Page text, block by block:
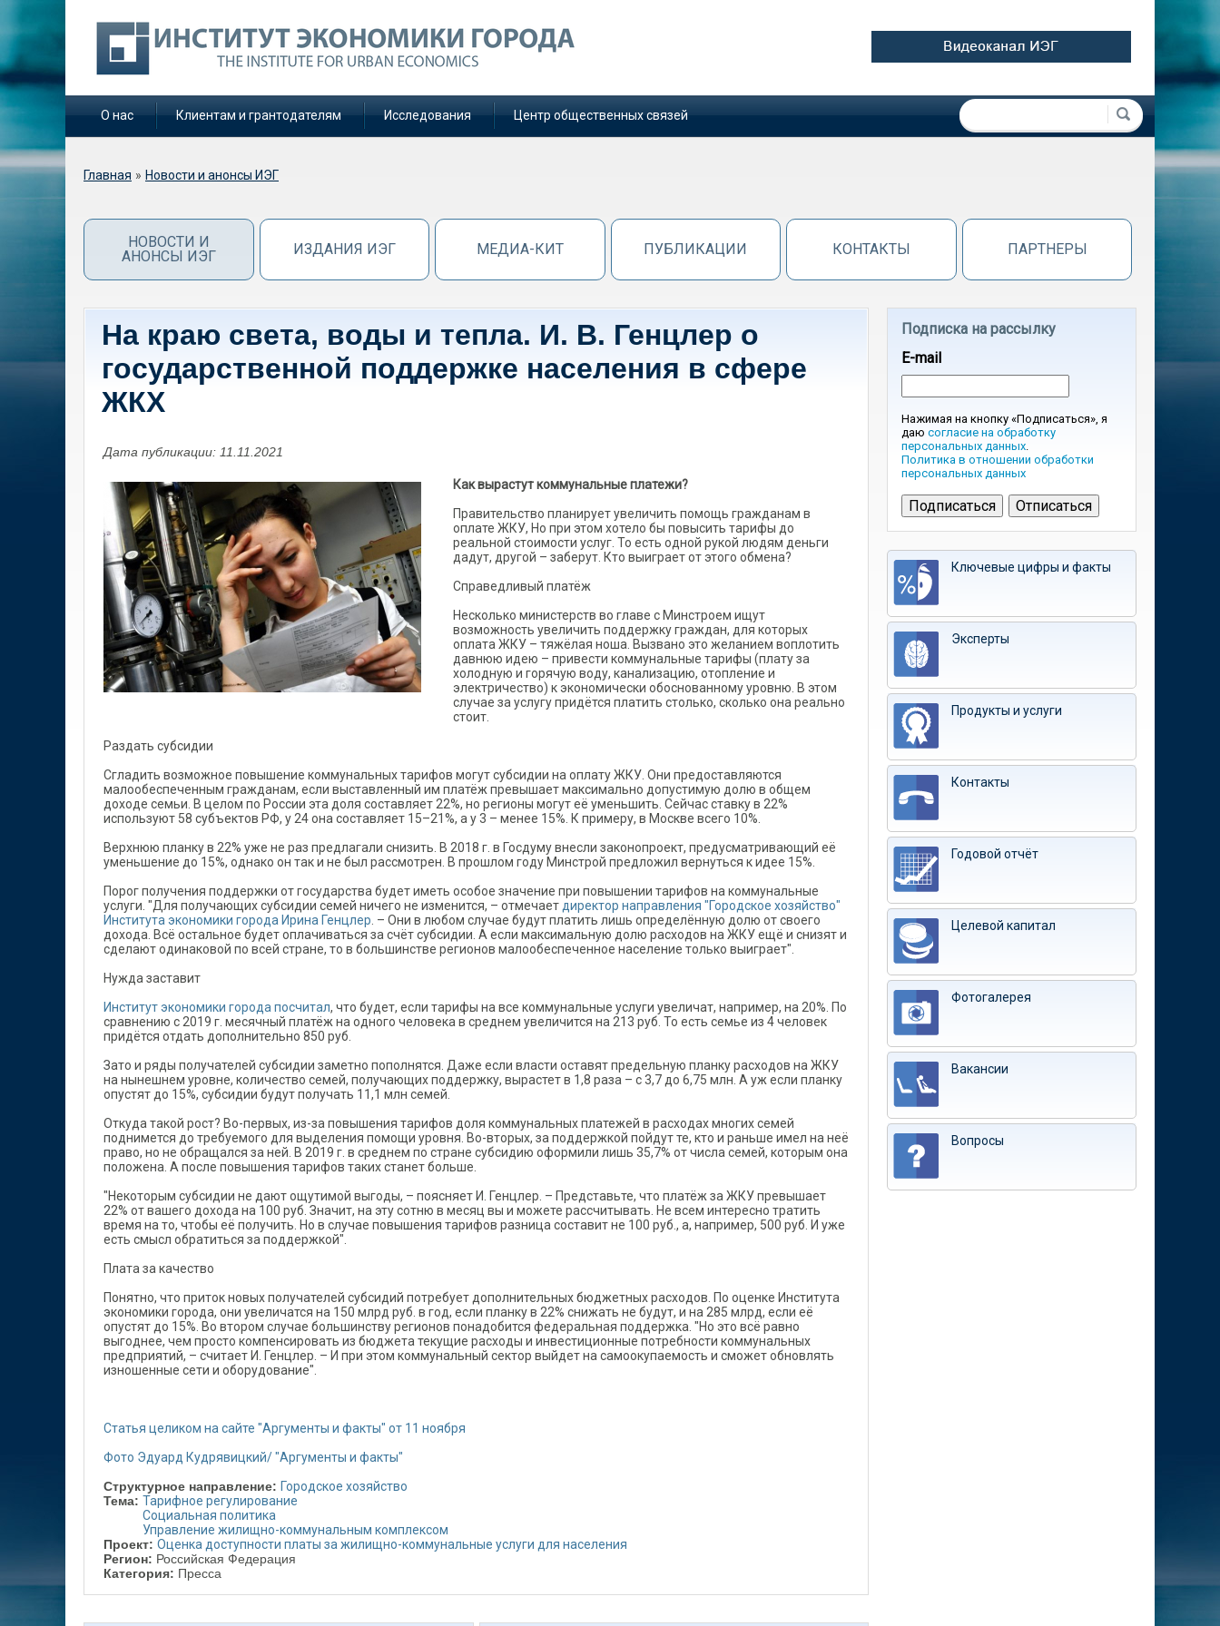
О нас Клиентам и грантодателям Исследования Центр общественных связей Форма поиска
Поиск
Вы здесь
Главная » Новости и анонсы ИЭГ
НОВОСТИ И
АНОНСЫ ИЭГ
ИЗДАНИЯ ИЭГ МЕДИА-КИТ ПУБЛИКАЦИИ КОНТАКТЫ ПАРТНЕРЫ
На краю света, воды и тепла. И. В. Генцлер о
государственной поддержке населения в сфере
ЖКХ
Дата публикации: 11.11.2021
Как вырастут коммунальные платежи?
Правительство планирует увеличить помощь гражданам в
оплате ЖКУ, Но при этом хотело бы повысить тарифы до
реальной стоимости услуг. То есть одной рукой людям деньги
дадут, другой – заберут. Кто выиграет от этого обмена?
Справедливый платёж
Несколько министерств во главе с Минстроем ищут
возможность увеличить поддержку граждан, для которых
оплата ЖКУ – тяжёлая ноша. Вызвано это желанием воплотить
давнюю идею – привести коммунальные тарифы (плату за
холодную и горячую воду, канализацию, отопление и
электричество) к экономически обоснованному уровню. В этом
случае за услугу придётся платить столько, сколько она реально
стоит.
Раздать субсидии
Сгладить возможное повышение коммунальных тарифов могут субсидии на оплату ЖКУ. Они предоставляются
малообеспеченным гражданам, если выставленный им платёж превышает максимально допустимую долю в общем
доходе семьи. В целом по России эта доля составляет 22%, но регионы могут её уменьшить. Сейчас ставку в 22%
используют 58 субъектов РФ, у 24 она составляет ­15–21%, а у 3 – менее 15%. К примеру, в Москве всего 10%.
Верхнюю планку в 22% уже не раз предлагали снизить. В 2018 г. в Госдуму внесли законопроект, предусматривающий её
уменьшение до 15%, однако он так и не был рассмотрен. В прошлом году Минстрой предложил вернуться к идее 15%.
Порог получения поддержки от государства будет иметь особое значение при повышении тарифов на коммунальные
услуги. "Для получающих субсидии семей ничего не изменится, – отмечает директор направления "Городское хозяйство"
Института экономики города Ирина Генцлер . – Они в любом случае будут платить лишь определённую долю от своего
дохода. Всё остальное будет оплачиваться за счёт субсидии. А если максимальную долю расходов на ЖКУ ещё и снизят и
сделают одинаковой по всей стране, то в большинстве регионов малообеспеченное население только выиграет".
Нужда заставит
Институт экономики города посчитал, что будет, если тарифы на все коммунальные услуги увеличат, например, на 20%. По
сравнению с 2019 г. месячный платёж на одного человека в среднем увеличится на 213 руб. То есть семье из 4 человек
придётся отдать дополнительно 850 руб.
Зато и ряды получателей субсидии заметно пополнятся. Даже если власти оставят предельную планку расходов на ЖКУ
на нынешнем уровне, количество семей, получающих поддерж­ку, вырастет в 1,8 раза – с 3,7 до 6,75 млн. А уж если планку
опустят до 15%, субсидии будут получать 11,1 млн семей.
Откуда такой рост? Во-первых, из-за повышения тарифов доля коммунальных платежей в расходах многих семей
поднимется до требуемого для выделения помощи уровня. ­Во-вторых, за поддержкой пойдут те, кто и раньше имел на неё
право, но не обращался за ней. В 2019 г. в среднем по стране субсидию оформили лишь 35,7% от числа семей, которым она
положена. А после повышения тарифов таких станет больше.
"Некоторым субсидии не дают ощутимой выгоды, – поясняет И. Генцлер. – Представьте, что платёж за ЖКУ превышает
22% от вашего дохода на 100 руб. Значит, на эту сотню в месяц вы и можете рассчитывать. Не всем интересно тратить
время на то, чтобы её получить. Но в случае повышения тарифов разница составит не 100 руб., а, например, 500 руб. И уже
есть смысл обратиться за поддержкой".
Плата за качество
Понятно, что приток новых получателей субсидий потребует дополнительных бюджетных расходов. По оценке Института
экономики города, они увеличатся на 150 млрд руб. в год, если планку в 22% снижать не будут, и на 285 млрд, если её
опустят до 15%. Во втором случае большинству регионов понадобится федеральная поддержка. "Но это всё равно
выгоднее, чем просто компенсировать из бюджета текущие расходы и инвестиционные потребности коммунальных
предприятий, – считает И. Генцлер. – И при этом коммунальный сектор выйдет на самоокупаемость и сможет обновлять
изношенные сети и оборудование".
Статья целиком на сайте "Аргументы и факты" от 11 ноября
Фото Эдуард Кудрявицкий/ "Аргументы и факты"
Структурное направление: Городское хозяйство
Тема: Тарифное регулирование
Социальная политика
Управление жилищно-коммунальным комплексом
Проект: Оценка доступности платы за жилищно-коммунальные услуги для населения
Регион: Российская Федерация
Категория: Пресса
Подписка на рассылку
E-mail
Нажимая на кнопку «Подписаться», я
даю согласие на обработку
персональных данных.
Политика в отношении обработки
персональных данных
Ключевые цифры и факты
Эксперты
Продукты и услуги
Контакты
Годовой отчёт
Целевой капитал
Фотогалерея
Вакансии
Вопросы